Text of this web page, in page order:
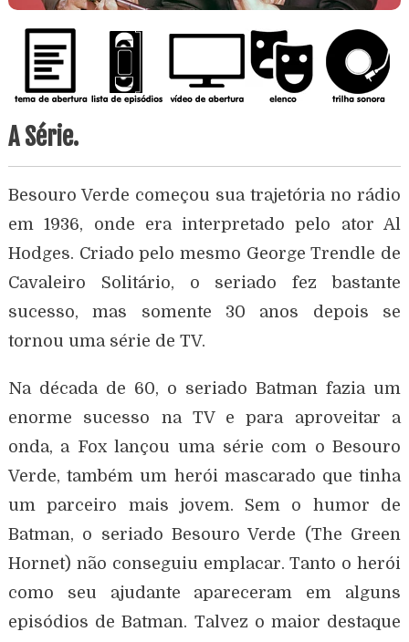
A Série.
Besouro Verde começou sua trajetória no rádio
em 1936, onde era interpretado pelo ator Al
Hodges. Criado pelo mesmo George Trendle de
Cavaleiro Solitário, o seriado fez bastante
sucesso, mas somente 30 anos depois se
tornou uma série de TV.
Na década de 60, o seriado Batman fazia um
enorme sucesso na TV e para aproveitar a
onda, a Fox lançou uma série com o Besouro
Verde, também um herói mascarado que tinha
um parceiro mais jovem. Sem o humor de
Batman, o seriado Besouro Verde (The Green
Hornet) não conseguiu emplacar. Tanto o herói
como seu ajudante apareceram em alguns
episódios de Batman. Talvez o maior destaque